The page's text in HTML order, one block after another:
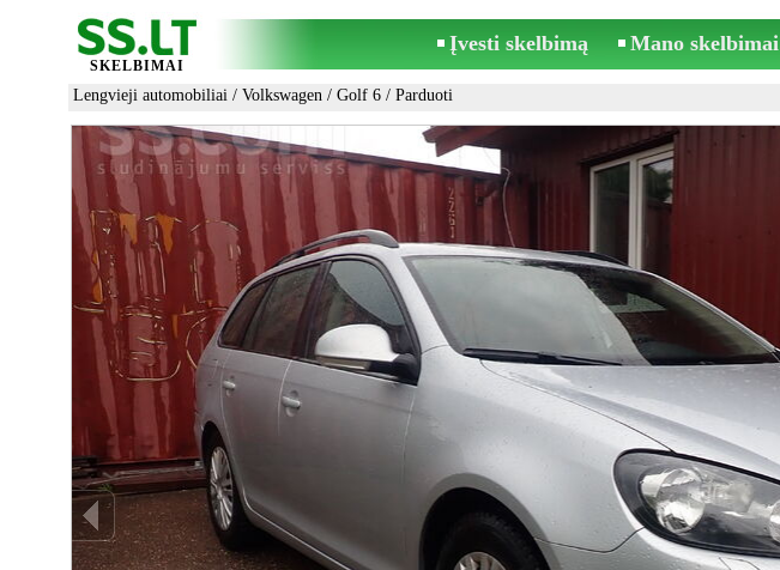
SKELBIMAI
Įvesti skelbimą Mano skelbimai
Lengvieji automobiliai / Volkswagen / Golf 6 / Parduoti